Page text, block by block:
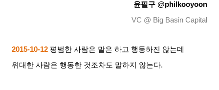
윤필구@philkooyoon
VC @ Big Basin Capital
2015-10-12 평범한 사람은 말은 하고 행동하진 않는데
위대한 사람은 행동한 것조차도 말하지 않는다.